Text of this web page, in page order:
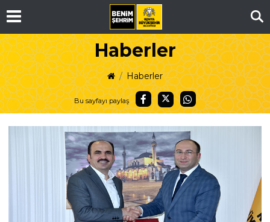
Haberler
Haberler
Bu sayfayı paylaş